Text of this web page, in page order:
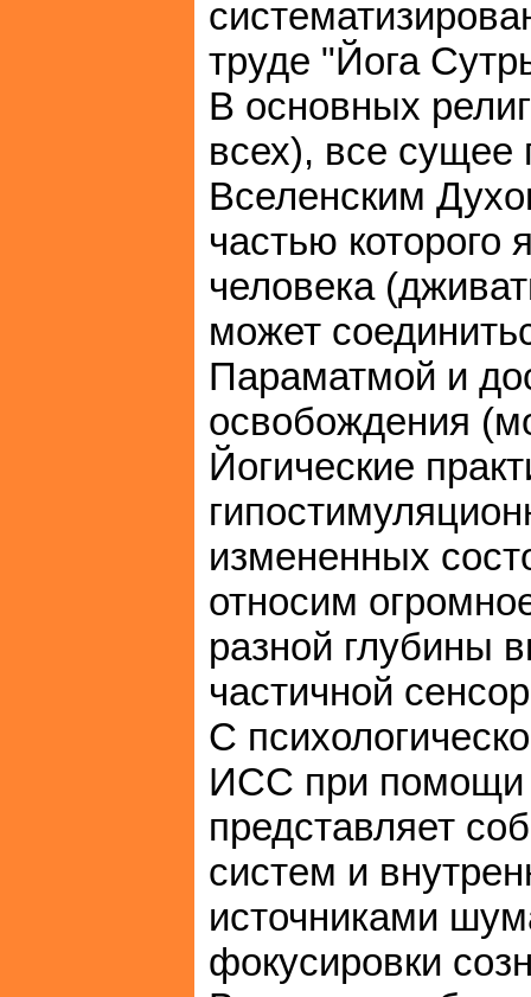
труде "Йога
В основных
всех), все сущее
Вселенским
частью которого
человека
может
Параматмой и
освобождения
Йогические
измененных
относим
разной глубины
частичной
С
ИСС при помощи
представляет
систем и
источниками
фокусировки